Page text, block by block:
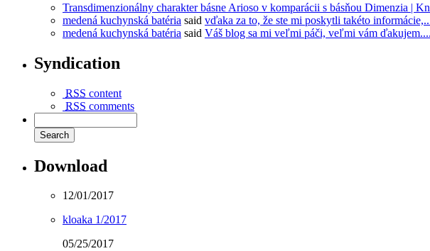
Transdimenzionálny charakter básne Arioso v komparácii s básňou Dimenzia |
medená kuchynská batéria said vďaka za to, že ste mi poskytli takéto
medená kuchynská batéria said Váš blog sa mi veľmi páči, veľmi vám ďakujem....
Syndication
RSS content
RSS comments
Download
12/01/2017
kloaka 1/2017
05/25/2017